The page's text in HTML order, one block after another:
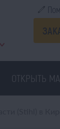
ОТКРЫТЬ